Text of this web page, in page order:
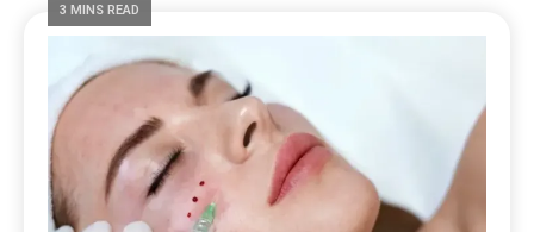
3 MINS READ